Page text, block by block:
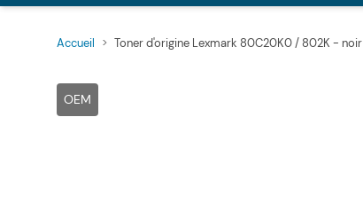
Accueil > Toner d'origine Lexmark 80C20K0 / 802K - noir
OEM
Main image
Click to view image in fullscreen